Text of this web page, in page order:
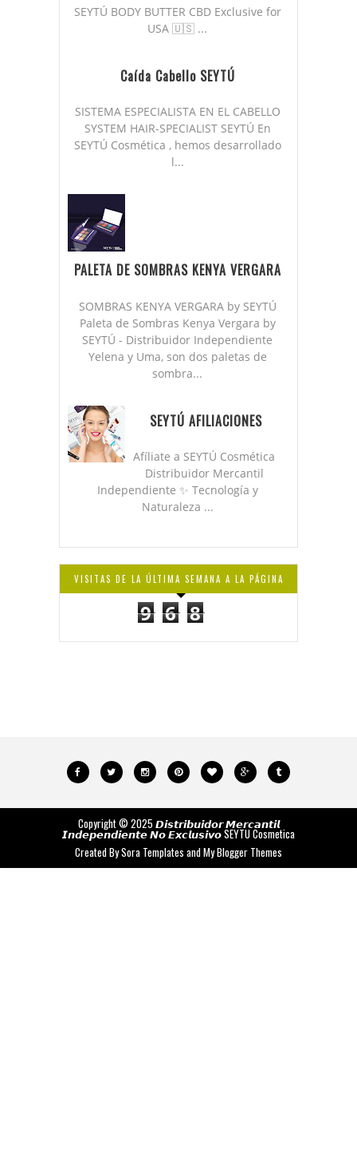
SEYTÚ BODY BUTTER CBD Exclusive for
USA 🇺🇸 ...
Caída Cabello SEYTÚ
SISTEMA ESPECIALISTA EN EL CABELLO
SYSTEM HAIR-SPECIALIST SEYTÚ En
SEYTÚ Cosmética , hemos desarrollado
l...
PALETA DE SOMBRAS KENYA VERGARA
SOMBRAS KENYA VERGARA by SEYTÚ
Paleta de Sombras Kenya Vergara by
SEYTÚ - Distribuidor Independiente
Yelena y Uma, son dos paletas de
sombra...
SEYTÚ AFILIACIONES
Afíliate a SEYTÚ Cosmética
Distribuidor Mercantil
Independiente ✨ Tecnología y
Naturaleza ...
VISITAS DE LA ÚLTIMA SEMANA A LA PÁGINA
9 6 8
Copyright © 2025 𝘿𝙞𝙨𝙩𝙧𝙞𝙗𝙪𝙞𝙙𝙤𝙧 𝙈𝙚𝙧𝙘𝙖𝙣𝙩𝙞𝙡
𝙄𝙣𝙙𝙚𝙥𝙚𝙣𝙙𝙞𝙚𝙣𝙩𝙚 𝙉𝙤 𝙀𝙭𝙘𝙡𝙪𝙨𝙞𝙫𝙤SEYTU Cosmetica
Created BySora Templates andMy Blogger Themes